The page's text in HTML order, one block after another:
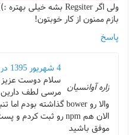
ولی اگر Regsiter بشه خیلی بهتره :))
بازم ممنون از کار خوبتون!
پاسخ
زاره آوانسیان
4 شهریور 1395 در 11:04 ق.ظ
سلام دوست عزیز
مرسی لطف دارین
والا رو bower گذاشته بودم اما تنبلی کرده بودم و پست رو آپدیت نکرده بودم!
الان هم npm رو ثبت کردم و پست رو آپدیت کردم می‌تونید استفاده کنید
موفق باشید